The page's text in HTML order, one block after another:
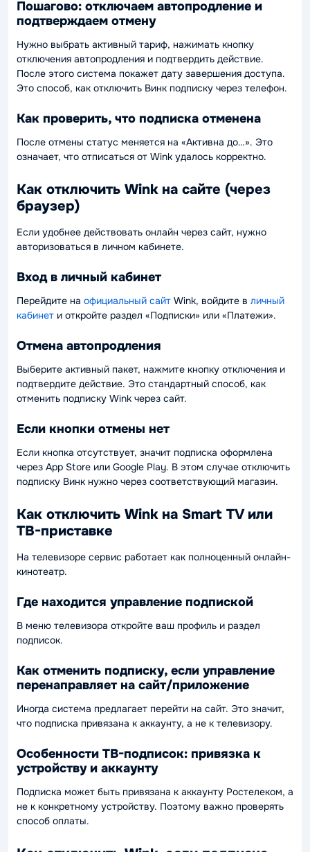
Пошагово: отключаем автопродление и
подтверждаем отмену
Нужно выбрать активный тариф, нажимать кнопку
отключения автопродления и подтвердить действие.
После этого система покажет дату завершения доступа.
Это способ, как отключить Винк подписку через телефон.
Как проверить, что подписка отменена
После отмены статус меняется на «Активна до…». Это
означает, что отписаться от Wink удалось корректно.
Как отключить Wink на сайте (через
браузер)
Если удобнее действовать онлайн через сайт, нужно
авторизоваться в личном кабинете.
Вход в личный кабинет
Перейдите на официальный сайт Wink, войдите в личный
кабинет и откройте раздел «Подписки» или «Платежи».
Отмена автопродления
Выберите активный пакет, нажмите кнопку отключения и
подтвердите действие. Это стандартный способ, как
отменить подписку Wink через сайт.
Если кнопки отмены нет
Если кнопка отсутствует, значит подписка оформлена
через App Store или Google Play. В этом случае отключить
подписку Винк нужно через соответствующий магазин.
Как отключить Wink на Smart TV или
ТВ-приставке
На телевизоре сервис работает как полноценный онлайн-
кинотеатр.
Где находится управление подпиской
В меню телевизора откройте ваш профиль и раздел
подписок.
Как отменить подписку, если управление
перенаправляет на сайт/приложение
Иногда система предлагает перейти на сайт. Это значит,
что подписка привязана к аккаунту, а не к телевизору.
Особенности ТВ-подписок: привязка к
устройству и аккаунту
Подписка может быть привязана к аккаунту Ростелеком, а
не к конкретному устройству. Поэтому важно проверять
способ оплаты.